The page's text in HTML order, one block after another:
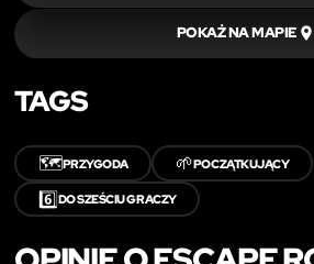
POKAŻ NA MAPIE
TAGS
🗺️PRZYGODA 🌱POCZĄTKUJĄCY
6️⃣DO SZEŚCIU GRACZY